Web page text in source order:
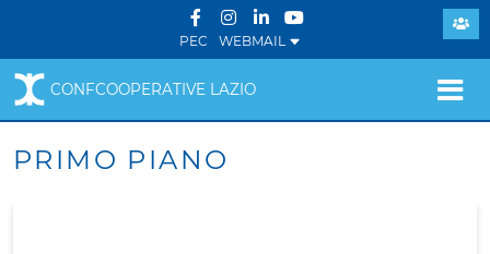
PEC WEBMAIL
CONFCOOPERATIVE LAZIO
PRIMO PIANO